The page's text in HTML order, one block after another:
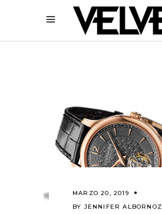
MARZO 20, 2019
BY JENNIFER ALBORNOZ